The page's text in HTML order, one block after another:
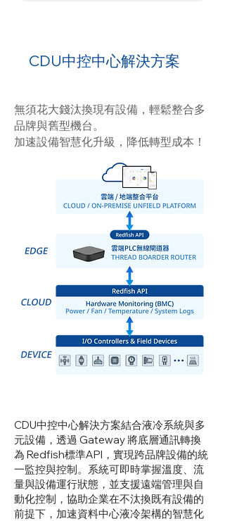
CDU中控中心解決方案
無須花大錢汰換現有設備，輕鬆整合多
品牌與舊型機台。
加速設備智慧化升級，降低轉型成本！
CDU中控中心解決方案結合液冷系統與多
元設備，透過 Gateway 將底層通訊轉換
為 Redfish標準API，實現跨品牌設備的統
一監控與控制。系統可即時掌握溫度、流
量與設備運行狀態，並支援遠端管理與自
動化控制，協助企業在不汰換既有設備的
前提下，加速資料中心液冷架構的智慧化